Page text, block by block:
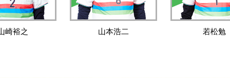
崎裕之 山本浩二 若松勉